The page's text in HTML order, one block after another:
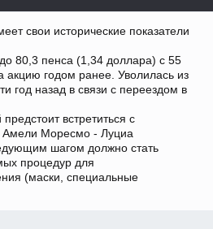
свои исторические показатели
80,3 пенса (1,34 доллара) с 55
акцию годом ранее. Уволилась из
год назад в связи с переездом в
встретиться с
Амели Моресмо - Луциа
шагом должно стать
процедур для
(маски, специальные